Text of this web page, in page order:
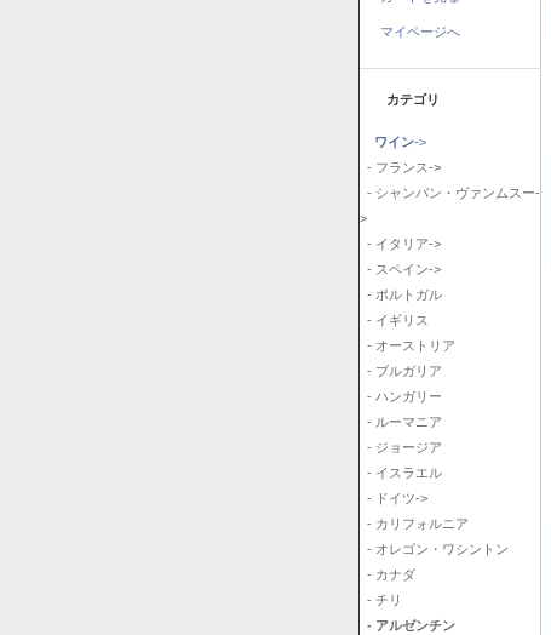
マイページへ
カテゴリ
ワイン->
- フランス->
- シャンパン・ヴァンムスー-
>
- イタリア->
- スペイン->
- ポルトガル
- イギリス
- オーストリア
- ブルガリア
- ハンガリー
- ルーマニア
- ジョージア
- イスラエル
- ドイツ->
- カリフォルニア
- オレゴン・ワシントン
- カナダ
- チリ
- アルゼンチン